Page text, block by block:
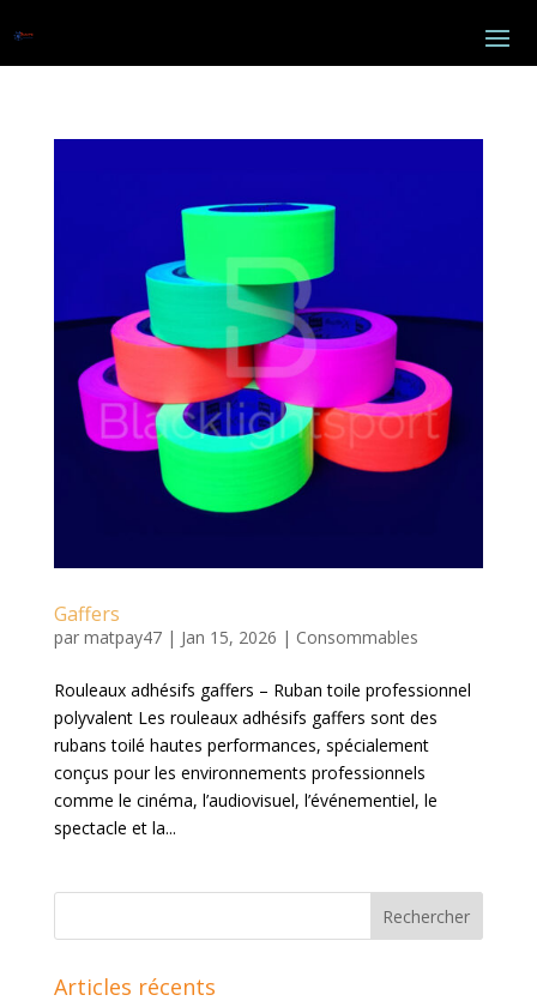
Gaffers
par matpay47| Jan 15, 2026 | Consommables
Rouleaux adhésifs gaffers – Ruban toile professionnel
polyvalent Les rouleaux adhésifs gaffers sont des
rubans toilé hautes performances, spécialement
conçus pour les environnements professionnels
comme le cinéma, l’audiovisuel, l’événementiel, le
spectacle et la...
Articles récents